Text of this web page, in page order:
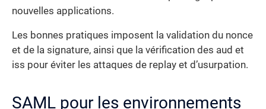
nouvelles applications.
Les bonnes pratiques imposent la validation du nonce
et de la signature, ainsi que la vérification des aud et
iss pour éviter les attaques de replay et d’usurpation.
SAML pour les environnements